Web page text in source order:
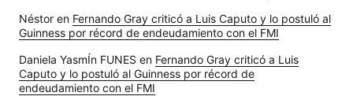
Néstor en Fernando Gray criticó a Luis Caputo y lo postuló al
Guinness por récord de endeudamiento con el FMI
Daniela YasmÍn FUNES en Fernando Gray criticó a Luis
Caputo y lo postuló al Guinness por récord de
endeudamiento con el FMI